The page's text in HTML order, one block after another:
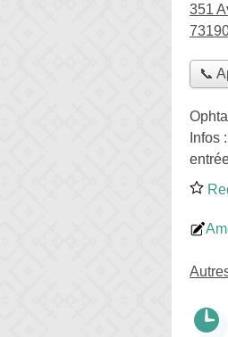
351
📞
Infos :